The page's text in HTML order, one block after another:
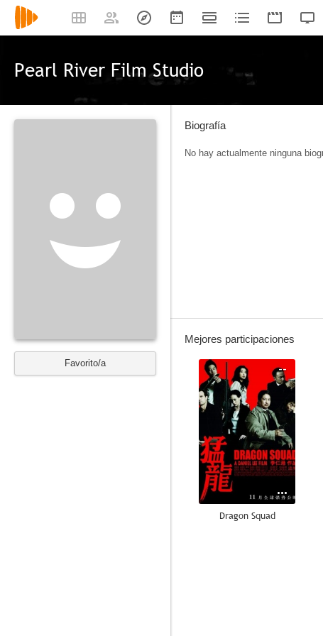
Pearl River Film Studio
Favorito/a
Biografía
No hay actualmente ninguna
Mejores participaciones
--
Dragon Squad